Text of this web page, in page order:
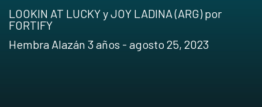
LOOKIN AT LUCKY y JOY LADINA (ARG) por
FORTIFY
Hembra Alazán 3 años - agosto 25, 2023